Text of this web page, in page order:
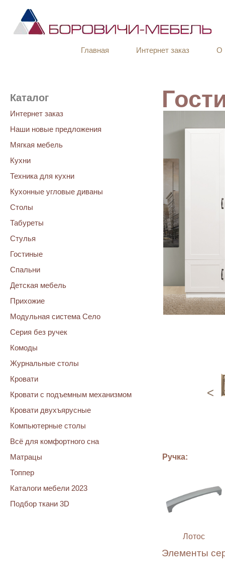
Главная Интернет заказ О
Каталог
Интернет заказ
Наши новые предложения
Мягкая мебель
Кухни
Техника для кухни
Кухонные угловые диваны
Столы
Табуреты
Стулья
Гостиные
Спальни
Детская мебель
Прихожие
Модульная система Село
Серия без ручек
Комоды
Журнальные столы
Кровати
Кровати с подъемным механизмом
Кровати двухъярусные
Компьютерные столы
Всё для комфортного сна
Матрацы
Топпер
Каталоги мебели 2023
Подбор ткани 3D
<
Ручка:
Лотос
Элементы